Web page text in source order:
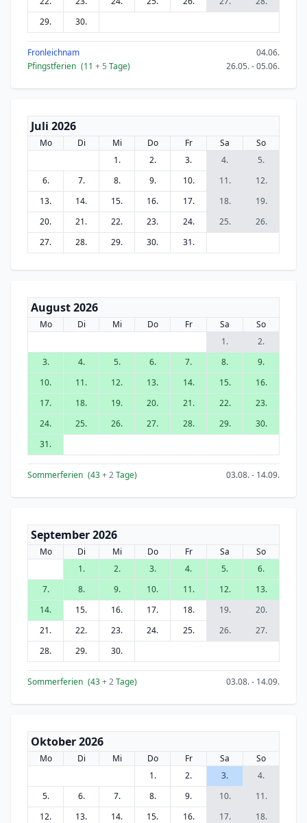
29.
30.
Fronleichnam
04.06.
Pfingstferien (11 + 5 Tage) 26.05. - 05.06.
Juli 2026
Mo Di Mi Do Fr Sa
So
1.
2. 3. 4.
5.
6.
7. 8. 9. 10. 11.
12.
13.
14. 15. 16. 17. 18.
19.
20.
21. 22. 23. 24. 25.
26.
27.
28. 29. 30. 31.
August 2026
Mo Di Mi Do Fr Sa
So
1.
2.
3.
4. 5. 6. 7. 8.
9.
10.
11. 12. 13. 14. 15.
16.
17.
18. 19. 20. 21. 22.
23.
24.
25. 26. 27. 28. 29.
30.
31.
Sommerferien (43+ 2Tage) 03.08. - 14.09.
September 2026
Mo Di Mi Do Fr Sa
So
1.
2. 3. 4. 5.
6.
7.
8. 9. 10. 11. 12.
13.
14.
15. 16. 17. 18. 19.
20.
21.
22. 23. 24. 25. 26.
27.
28.
29. 30.
Sommerferien (43+ 2Tage) 03.08. - 14.09.
Oktober 2026
Mo Di Mi Do Fr Sa
So
1.
2. 3.
4.
5.
6. 7. 8. 9. 10.
11.
12.
13. 14. 15. 16. 17.
18.